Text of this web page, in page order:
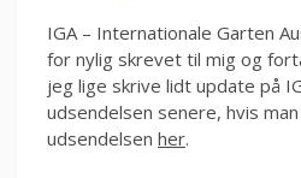
IGA – Internationale Garten
for nylig skrevet til mig og
jeg lige skrive lidt update på
udsendelsen senere, hvis
udsendelsen her.